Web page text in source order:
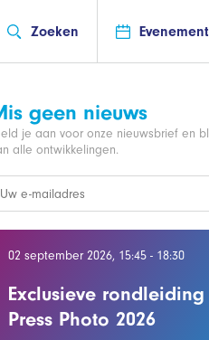
Zoeken
geen nieuws
je aan voor onze nieuwsbrief en
alle ontwikkelingen.
02 september 2026, 15:45 - 18:30
Exclusieve
Press Photo 2026